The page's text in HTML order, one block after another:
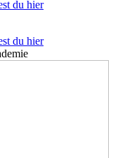
du hier
du hier